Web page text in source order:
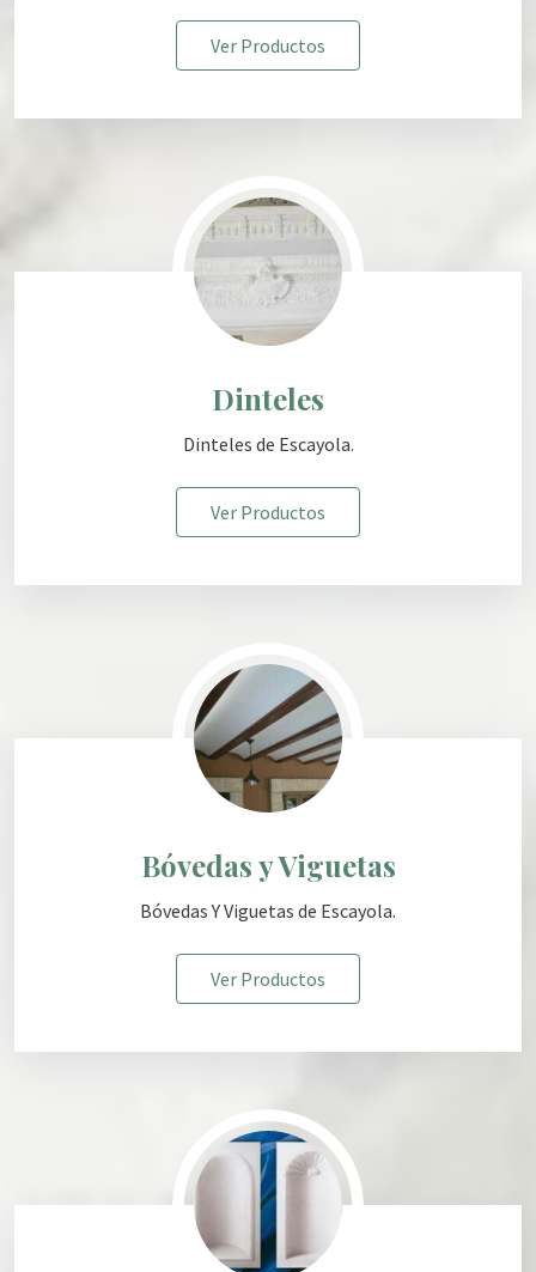
Ver Productos
Dinteles
Dinteles de Escayola.
Ver Productos
Bóvedas y Viguetas
Bóvedas Y Viguetas de Escayola.
Ver Productos